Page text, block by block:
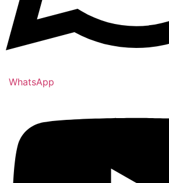
WhatsApp